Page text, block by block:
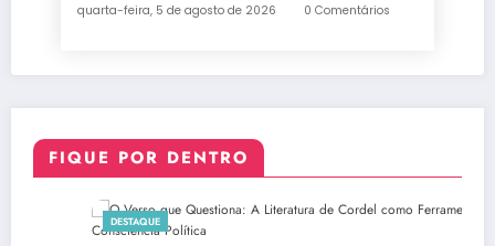
quarta-feira, 5 de agosto de 2026 0 Comentários
FIQUE POR DENTRO
DESTAQUE